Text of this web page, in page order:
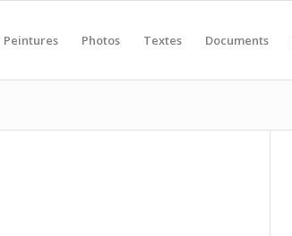
Peintures Photos Textes Documents